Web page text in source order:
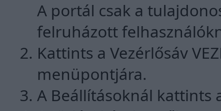
A portál csak a
felruházott
Kattints a Vezérlősáv
menüpontjára.
A Beállításoknál kattints